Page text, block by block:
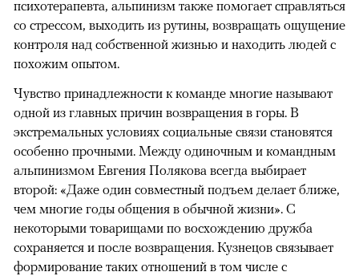
психотерапевта, альпинизм также помогает справляться
со стрессом, выходить из рутины, возвращать ощущение
контроля над собственной жизнью и находить людей с
похожим опытом.
Чувство принадлежности к команде многие называют
одной из главных причин возвращения в горы. В
экстремальных условиях социальные связи становятся
особенно прочными. Между одиночным и командным
альпинизмом Евгения Полякова всегда выбирает
второй: «Даже один совместный подъем делает ближе,
чем многие годы общения в обычной жизни». С
некоторыми товарищами по восхождению дружба
сохраняется и после возвращения. Кузнецов связывает
формирование таких отношений в том числе с